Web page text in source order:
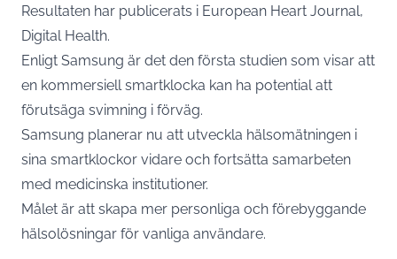
Resultaten har publicerats i European Heart Journal,
Digital Health.
Enligt Samsung är det den första studien som visar att
en kommersiell smartklocka kan ha potential att
förutsäga svimning i förväg.
Samsung planerar nu att utveckla hälsomätningen i
sina smartklockor vidare och fortsätta samarbeten
med medicinska institutioner.
Målet är att skapa mer personliga och förebyggande
hälsolösningar för vanliga användare.